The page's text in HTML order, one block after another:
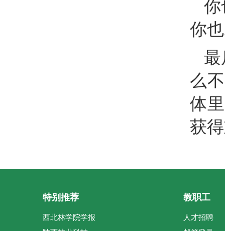
你
么
体
获
特别推荐
西北林学院学报
教职工
人才招聘